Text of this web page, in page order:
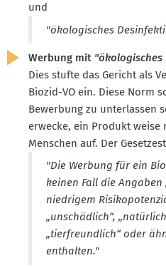
und
"ökolo­gi­sches
Werbung mit
Dies stufte das Gericht als
Biozid-VO ein. Diese Norm
Bewerbung zu unter­lassen
erwecke, ein Produkt
Menschen auf. Der
"Die Werbung für ein
keinen Fall die
niedrigem
„unschädlich“,
„tierfreundlich“ oder
enthalten."